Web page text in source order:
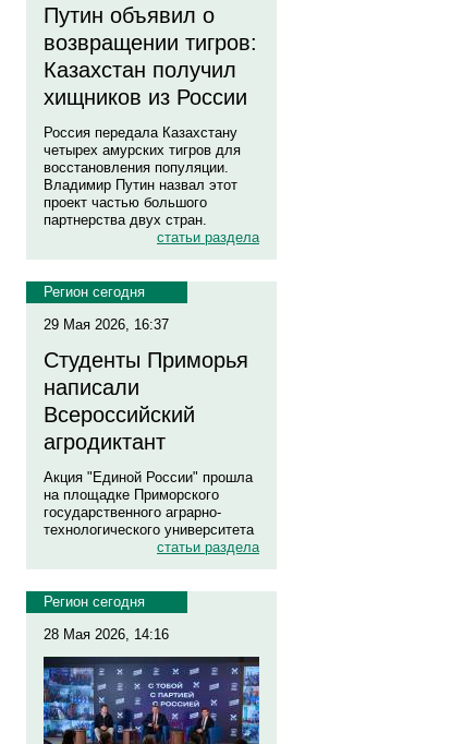
Путин объявил о
возвращении тигров:
Казахстан получил
хищников из России
Россия передала Казахстану
четырех амурских тигров для
восстановления популяции.
Владимир Путин назвал этот
проект частью большого
партнерства двух стран.
статьи раздела
Регион сегодня
29 Мая 2026, 16:37
Студенты Приморья
написали
Всероссийский
агродиктант
Акция "Единой России" прошла
на площадке Приморского
государственного аграрно-
технологического университета
статьи раздела
Регион сегодня
28 Мая 2026, 14:16